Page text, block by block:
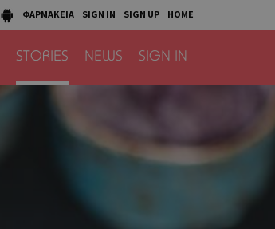
ΦΑΡΜΑΚΕΙΑ SIGN IN SIGN UP HOME
STORIES NEWS SIGN IN